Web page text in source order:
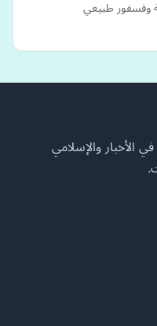
وفسفور طبيعي
في الأخبار والإسلامي